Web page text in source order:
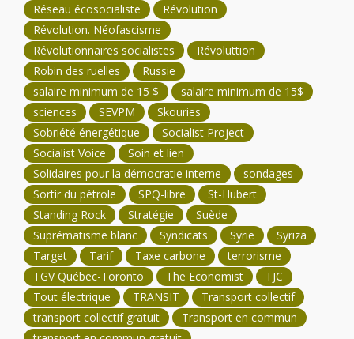
Réseau écosocialiste
Révolution
Révolution. Néofascisme
Révolutionnaires socialistes
Révoluttion
Robin des ruelles
Russie
salaire minimum de 15 $
salaire minimum de 15$
sciences
SEVPM
Skouries
Sobriété énergétique
Socialist Project
Socialist Voice
Soin et lien
Solidaires pour la démocratie interne
sondages
Sortir du pétrole
SPQ-libre
St-Hubert
Standing Rock
Stratégie
Suède
Suprématisme blanc
Syndicats Syrie
Syriza
Target
Tarif Taxe carbone
terrorisme
TGV Québec-Toronto
The Economist
TJC
Tout électrique
TRANSIT
Transport collectif
transport collectif gratuit
Transport en commun